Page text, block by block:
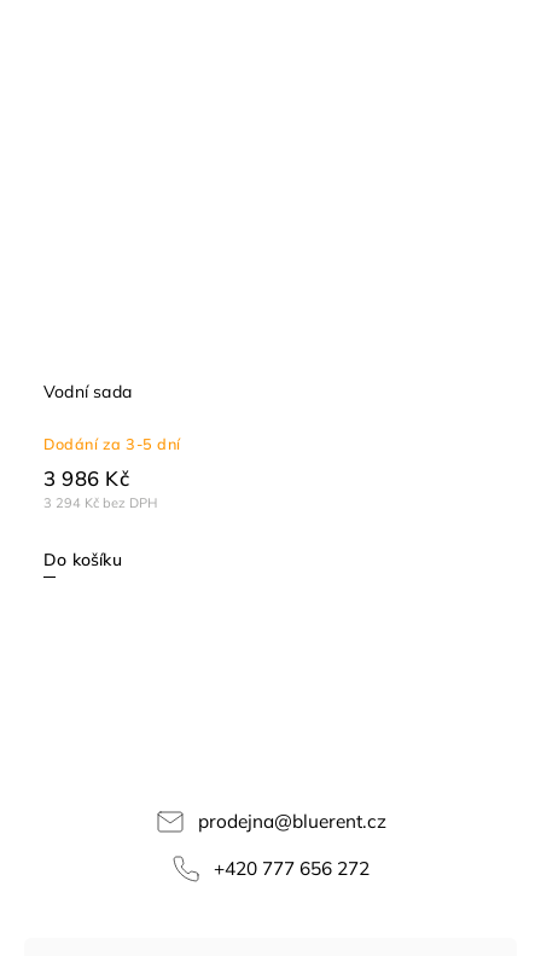
Vodní sada
Dodání za 3-5 dní
3 294 Kč bez DPH
3 986 Kč
Do košíku
prodejna@bluerent.cz
+420 777 656 272